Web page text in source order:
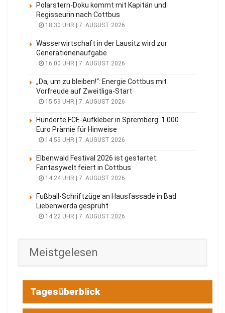
Polarstern-Doku kommt mit Kapitän und
Regisseurin nach Cottbus
18:30 UHR | 7. AUGUST 2026
Wasserwirtschaft in der Lausitz wird zur
Generationenaufgabe
16:00 UHR | 7. AUGUST 2026
„Da, um zu bleiben!“: Energie Cottbus mit
Vorfreude auf Zweitliga-Start
15:59 UHR | 7. AUGUST 2026
Hunderte FCE-Aufkleber in Spremberg: 1.000
Euro Prämie für Hinweise
14:55 UHR | 7. AUGUST 2026
Elbenwald Festival 2026 ist gestartet:
Fantasywelt feiert in Cottbus
14:24 UHR | 7. AUGUST 2026
Fußball-Schriftzüge an Hausfassade in Bad
Liebenwerda gesprüht
14:22 UHR | 7. AUGUST 2026
Meistgelesen
Tagesüberblick